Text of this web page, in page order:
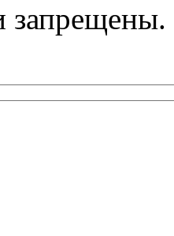
запрещены.